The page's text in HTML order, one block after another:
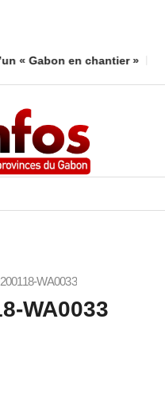
Gabon en chantier » Mort
WA0033
WA0033